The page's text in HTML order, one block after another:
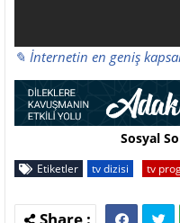
✎ İnternetin en geniş
Sosyal
Etiketler tv dizisi tv